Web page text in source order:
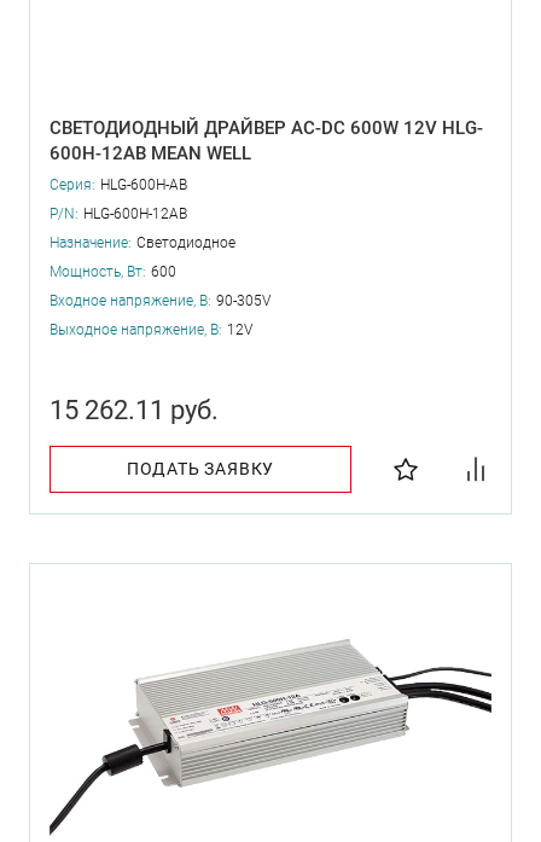
СВЕТОДИОДНЫЙ ДРАЙВЕР AC-DC 600W 12V HLG-
600H-12AB MEAN WELL
Серия: HLG-600H-AB
P/N: HLG-600H-12AB
Назначение: Светодиодное
Мощность, Вт: 600
Входное напряжение, В: 90-305V
Выходное напряжение, В: 12V
15 262.11 руб.
ПОДАТЬ ЗАЯВКУ